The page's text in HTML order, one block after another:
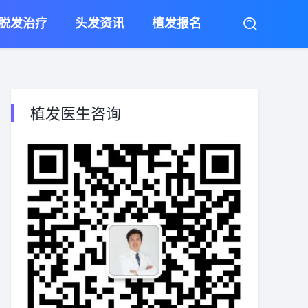
发治疗 头发资讯 植发报名
植发医生咨询